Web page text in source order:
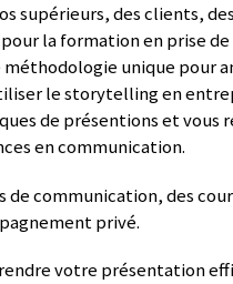
supérieurs, des clients,
la formation en prise
unique pour
le storytelling en
de présentions et vous
en communication.
de communication, des
privé.
votre présentation